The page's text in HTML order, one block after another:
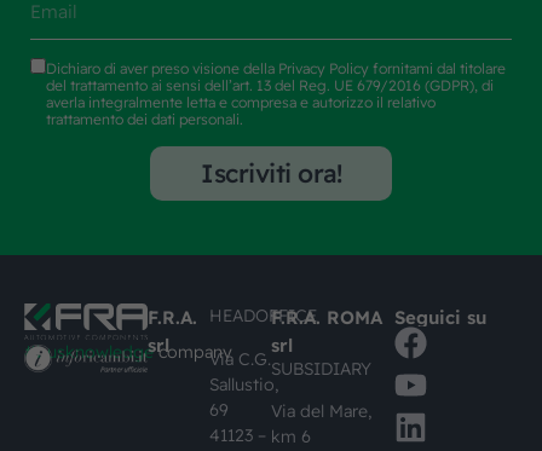
Dichiaro di aver preso visione della Privacy Policy fornitami dal titolare
del trattamento ai sensi dell’art. 13 del Reg. UE 679/2016 (GDPR), di
averla integralmente letta e compresa e autorizzo il relativo
trattamento dei dati personali.
Iscriviti ora!
#busknowledgecompany
F.R.A.
srl
HEADOFFICE
Via C.G.
Sallustio,
69
41123 –
F.R.A. ROMA
srl
SUBSIDIARY
Via del Mare,
km 6
Seguici su